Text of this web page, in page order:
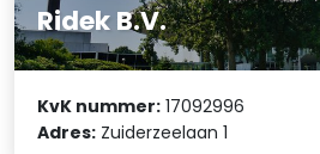
Ridek B.V.
KvK nummer: 17092996
Adres: Zuiderzeelaan 1